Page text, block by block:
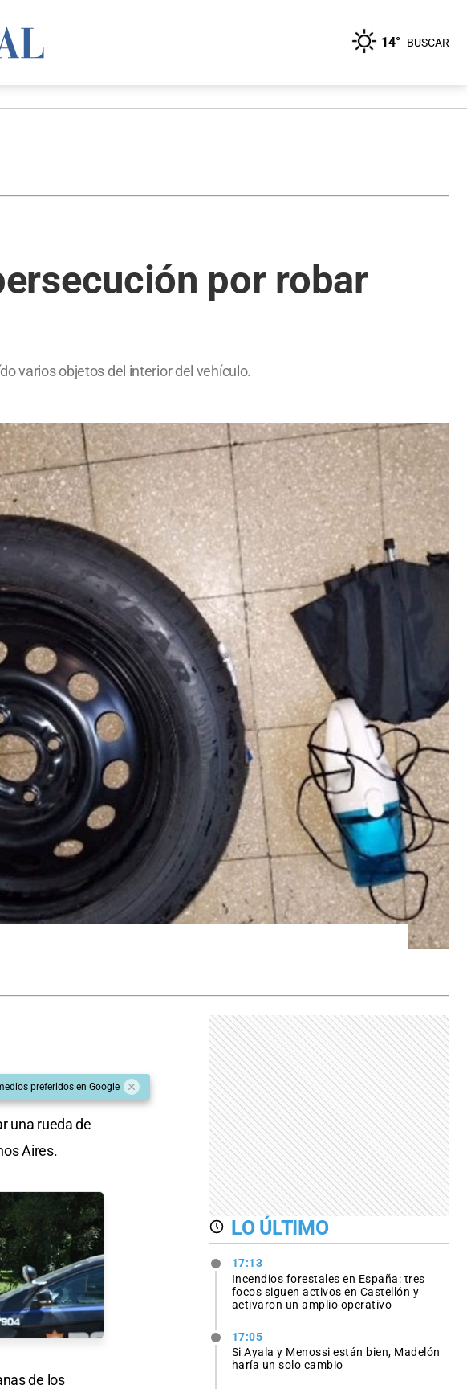
14° BUSCAR
por robar
varios objetos del interior del vehículo.
preferidos en Google
una rueda de
Aires.
de los
LO ÚLTIMO
17:13
Incendios forestales en España: tres
focos siguen activos en Castellón y
activaron un amplio operativo
17:05
Si Ayala y Menossi están bien, Madelón
haría un solo cambio